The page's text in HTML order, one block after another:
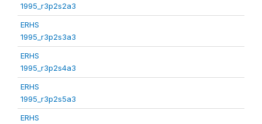
1995_r3p2s2a3
ERHS
1995_r3p2s3a3
ERHS
1995_r3p2s4a3
ERHS
1995_r3p2s5a3
ERHS